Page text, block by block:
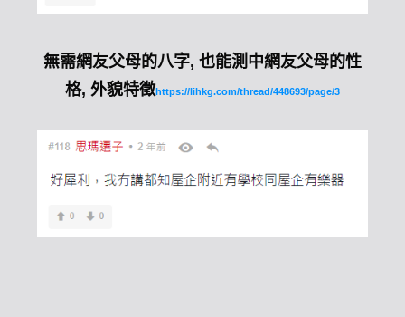
無需網友父母的八字, 也能測中網友父母的性
格, 外貌特徵https://lihkg.com/thread/448693/page/3